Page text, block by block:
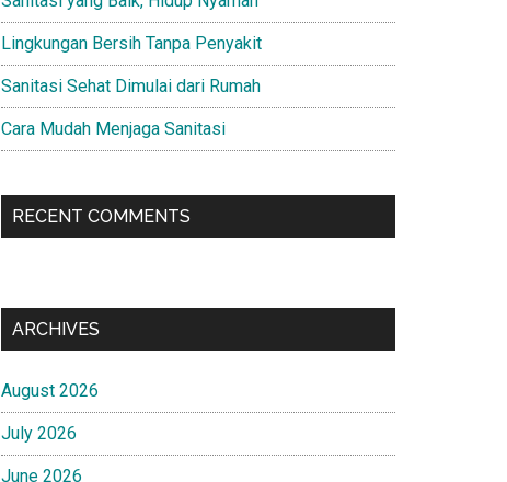
Lingkungan Bersih Tanpa Penyakit
Sanitasi Sehat Dimulai dari Rumah
Cara Mudah Menjaga Sanitasi
RECENT COMMENTS
ARCHIVES
August 2026
July 2026
June 2026